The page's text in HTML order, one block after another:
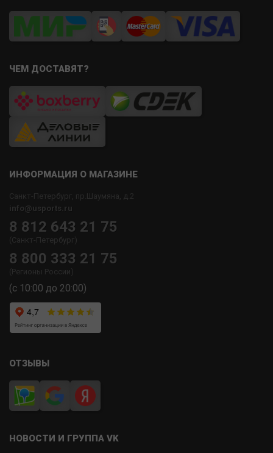
ЧЕМ ДОСТАВЯТ?
ИНФОРМАЦИЯ О МАГАЗИНЕ
Санкт-Петербург, пр.Шаумяна, д.2
info@usports.ru
8 812 643 21 75
(Санкт-Петербург)
8 800 333 21 75
(Регионы России)
(с 10:00 до 20:00)
ОТЗЫВЫ
НОВОСТИ И ГРУППА VK